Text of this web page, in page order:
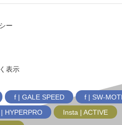
ー
表示
f | GALE SPEED
f | SW-
HYPERPRO
Insta | ACTIVE